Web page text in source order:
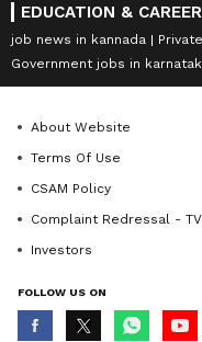
EDUCATION & CAREER
job news in kannada
Government jobs in
About Website
Terms Of Use
CSAM Policy
Complaint Redressal - TV
Investors
FOLLOW US ON